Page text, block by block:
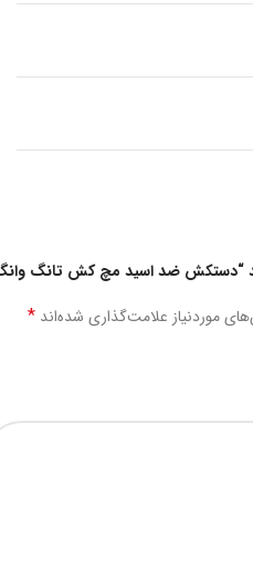
“دستکش ضد اسید مچ کش تانگ
موردنیاز علامت‌گذاری شده‌اند *